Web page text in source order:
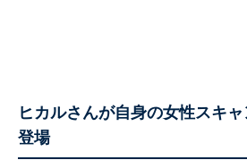
ヒカルさんが自身の女性スキ
登場